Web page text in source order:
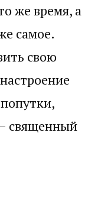
же время, а
самое.
свою
священный